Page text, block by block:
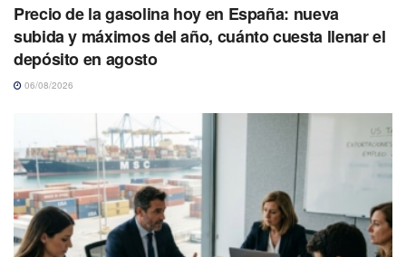
Precio de la gasolina hoy en España: nueva
subida y máximos del año, cuánto cuesta llenar el
depósito en agosto
06/08/2026